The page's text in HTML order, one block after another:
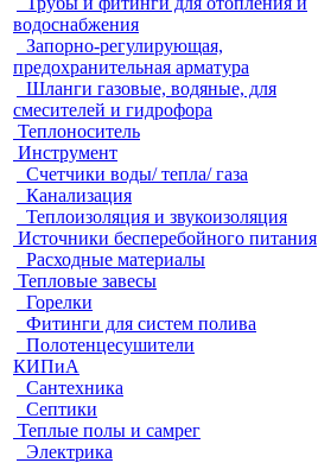
водоснабжения
Запорно-регулирующая,
предохранительная арматура
Шланги газовые, водяные, для
смесителей и гидрофора
Теплоноситель
Инструмент
Счетчики воды/ тепла/ газа
Канализация
Теплоизоляция и звукоизоляция
Источники бесперебойного питания
Расходные материалы
Тепловые завесы
Горелки
Фитинги для систем полива
Полотенцесушители
КИПиА
Сантехника
Септики
Теплые полы и самрег
Электрика